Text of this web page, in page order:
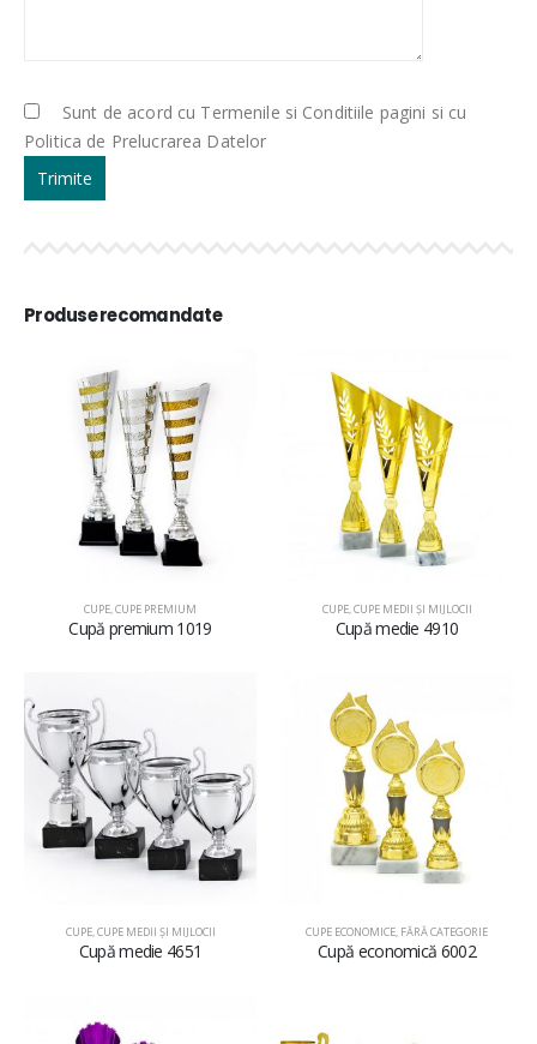
Sunt de acord cu Termenile si Conditiile pagini si cu
Politica de Prelucrarea Datelor
Produse recomandate
CUPE,CUPE PREMIUM
Cupă premium 1019
CUPE,CUPE MEDII ŞI MIJLOCII
Cupă medie 4910
CUPE,CUPE MEDII ŞI MIJLOCII
Cupă medie 4651
CUPE ECONOMICE, FĂRĂ CATEGORIE
Cupă economică 6002